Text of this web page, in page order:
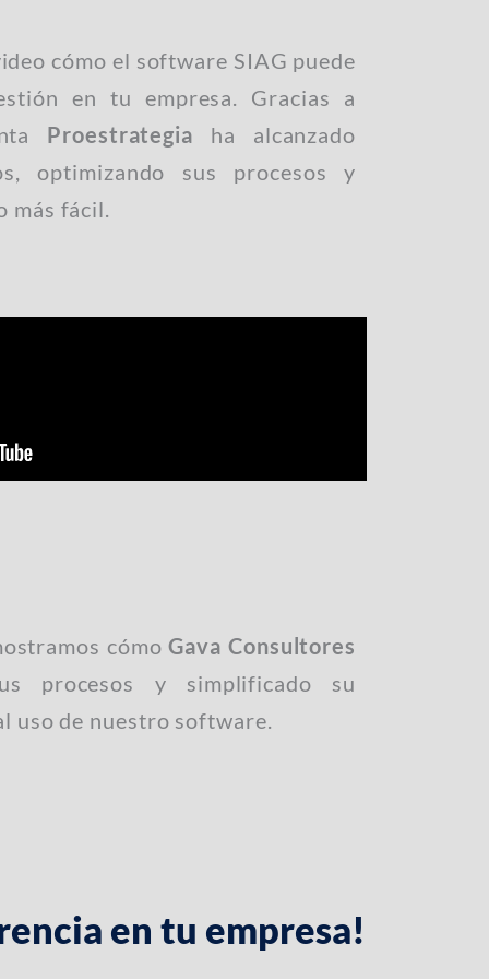
cómo el software SIAG puede
en tu empresa. Gracias a
Proestrategia ha alcanzado
optimizando sus procesos y
más fácil.
cómoGava Consultores
procesos y simplificado su
uso de nuestro software.
en tu empresa!